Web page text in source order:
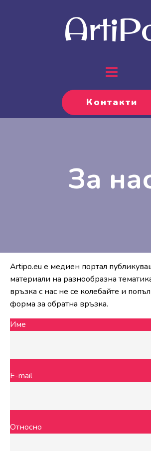
Контакти
За
Artipo.eu е медиен портал
материали на разнообразна
връзка с нас не се колебайте и
форма за обратна връзка.
Име
E-mail
Относно